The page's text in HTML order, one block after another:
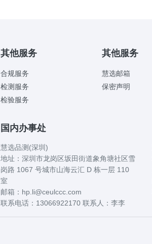
其他服务
合规服务
检测服务
检验服务
其他服务
慧选邮箱
保密声明
国内办事处
慧选品测(深圳)
地址：深圳市龙岗区坂田街道象角塘社区雪
岗路 1067 号城市山海云汇 D 栋一层 110
室
邮箱：hp.li@ceulccc.com
联系电话：13066922170 联系人：李李